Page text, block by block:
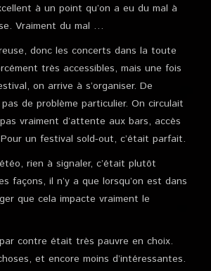
à un point qu’on a eu du mal à
Vraiment du mal …
donc les concerts dans la toute
très accessibles, mais une fois
on arrive à s’organiser. De
de problème particulier. On circulait
vraiment d’attente aux bars, accès
un festival sold-out, c’était parfait.
rien à signaler, c’était plutôt
façons, il n’y a que lorsqu’on est dans
que cela impacte vraiment le
contre était très pauvre en choix.
et encore moins d’intéressantes.